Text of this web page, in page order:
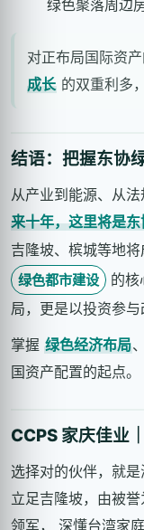
绿色聚落周边
对正布局国际资产
成长的双重利多
结语：把握东协
从产业到能源、从法
来十年，这里将是
吉隆坡、槟城等地将
绿色都市建设 的核
局，更是以投资参与
掌握 绿色经济布局、
国资产配置的起点。
CCPS 家庆佳业
选择对的伙伴，就是
立足吉隆坡，由被
领军， 深懂台湾家